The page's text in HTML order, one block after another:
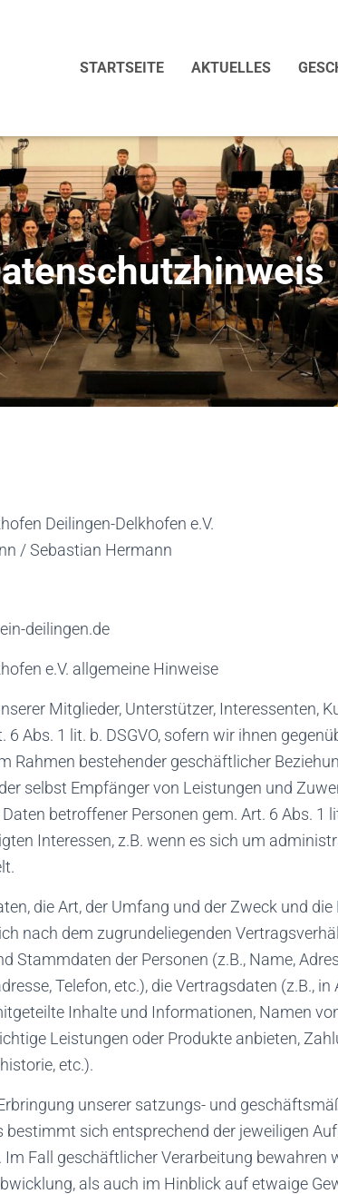
STARTSEITE AKTUELLES
Deilingen-Delkhofen e.V.
/ Sebastian Hermann
deilingen.de
e.V. allgemeine Hinweise
Mitglieder, Unterstützer, Interessenten,
6 Abs. 1 lit. b. DSGVO, sofern wir ihnen
Rahmen bestehender geschäftlicher
selbst Empfänger von Leistungen und
betroffener Personen gem. Art. 6 Abs. 1
Interessen, z.B. wenn es sich um
die Art, der Umfang und der Zweck und
nach dem zugrundeliegenden
Stammdaten der Personen (z.B., Name,
Telefon, etc.), die Vertragsdaten (z.B., in
Inhalte und Informationen, Namen
Leistungen oder Produkte anbieten,
etc.).
unserer satzungs- und
bestimmt sich entsprechend der jeweiligen
Fall geschäftlicher Verarbeitung bewahren
als auch im Hinblick auf etwaige